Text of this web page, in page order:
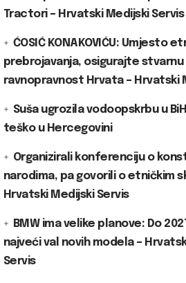
Tractori – Hrvatski Medijski Servis
ĆOSIĆ KONAKOVIĆU: Umjesto
prebrojavanja, osigurajte stvarnu
ravnopravnost Hrvata – Hrvatski
Suša ugrozila vodoopskrbu u
teško u Hercegovini
Organizirali konferenciju o
narodima, pa govorili o etničkim
Hrvatski Medijski Servis
BMW ima velike planove: Do
najveći val novih modela –
Servis